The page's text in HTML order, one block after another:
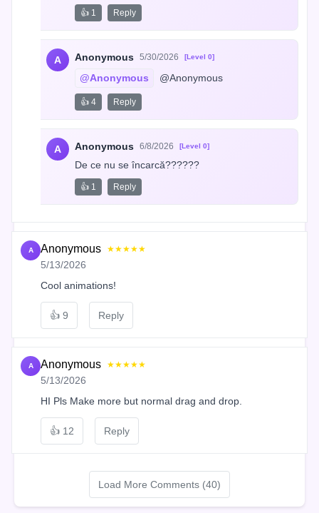
👍 1 Reply
A Anonymous 5/30/2026 [Level 0]
@Anonymous @Anonymous
👍 4 Reply
A Anonymous 6/8/2026 [Level 0]
De ce nu se încarcă??????
👍 1 Reply
A Anonymous ★★★★★
5/13/2026
Cool animations!
👍 9 Reply
A Anonymous ★★★★★
5/13/2026
HI Pls Make more but normal drag and drop.
👍 12 Reply
Load More Comments (40)